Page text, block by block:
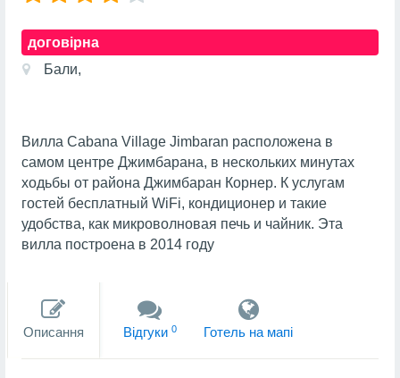
договірна
Бали,
Вилла Cabana Village Jimbaran расположена в
самом центре Джимбарана, в нескольких минутах
ходьбы от района Джимбаран Корнер. К услугам
гостей бесплатный WiFi, кондиционер и такие
удобства, как микроволновая печь и чайник. Эта
вилла построена в 2014 году
Описання Вiдгуки 0 Готель на мапi